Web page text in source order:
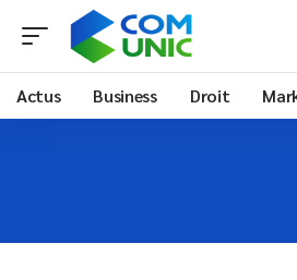
Actus Business Droit